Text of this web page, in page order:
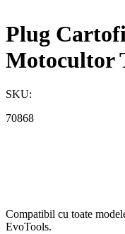
Plug
Motocultor
SKU:
70868
Compatibil cu toate
EvoTools.